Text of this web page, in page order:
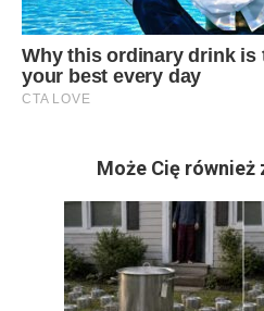
Może Cię również